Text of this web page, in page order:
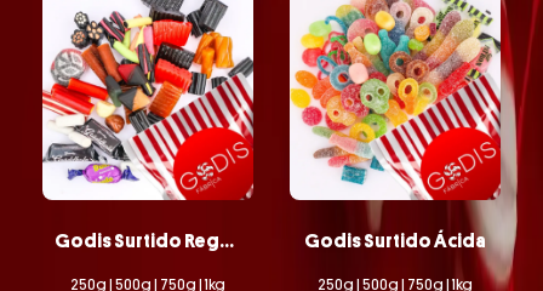
Godis Surtido Regaliz Dulce
250g | 500g | 750g | 1kg
Godis Surtido Ácida
250g | 500g | 750g | 1kg